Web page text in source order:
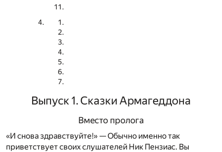
Выпуск 1. Сказки Армагеддона
Вместо пролога
«И снова здравствуйте!» — Обычно именно так
приветствует своих слушателей Ник Пензиас. Вы